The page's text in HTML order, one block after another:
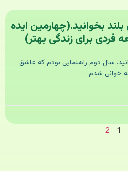
بخوانید.(چهارمین ایده
فردی برای زندگی بهتر)
سال دوم راهنمایی بودم که عاشق
خوانی شدم.
1
2